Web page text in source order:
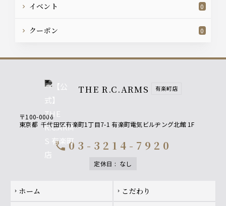
イベント 0
クーポン 0
THE R.C.ARMS 有楽町店
〒100-0006
東京都 千代田区有楽町1丁目7-1 有楽町電気ビルヂング北館 1F
call03-3214-7920
定休日 : なし
Footer navigation
chevron_right ホーム chevron_right こだわり